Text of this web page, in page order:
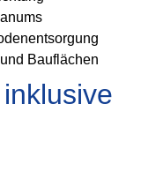
Bauflächen